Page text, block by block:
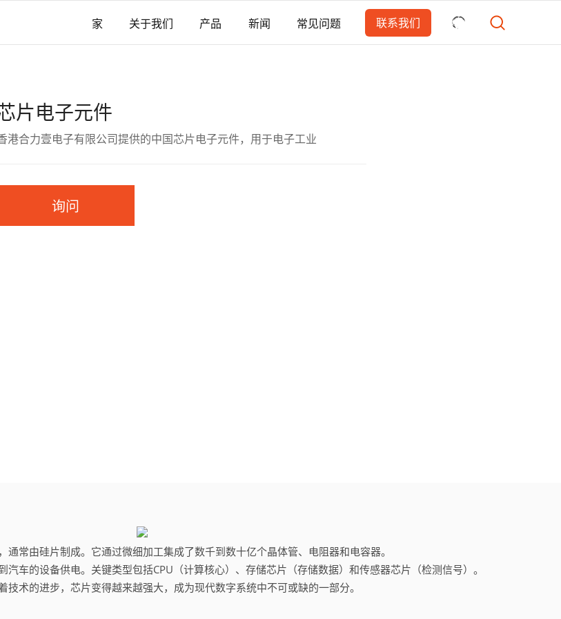
家 关于我们 产品 新闻 常见问题 联系我们
片电子元件
港合力壹电子有限公司提供的中国芯片电子元件，用于电子工业
询问
常由硅片制成。 它通过微细加工集成了数千到数十亿个晶体管、电阻器和电容器。
车的设备供电。 关键类型包括CPU（计算核心）、存储芯片（存储数据）和传感器芯片（检测信号）。
技术的进步，芯片变得越来越强大，成为现代数字系统中不可或缺的一部分。